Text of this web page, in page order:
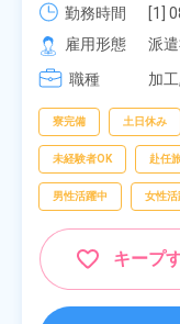
勤務時間
[1]
[2]
[3]
[4]
雇用形態
派
職種
加
査,
寮完備 土日休み
未経験者OK 赴任
男性活躍中 女性活
キープ